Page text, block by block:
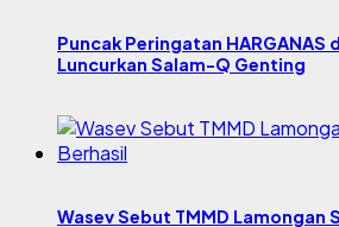
Puncak Peringatan HARGANAS
Luncurkan Salam-Q Genting
Wasev Sebut TMMD Lamongan